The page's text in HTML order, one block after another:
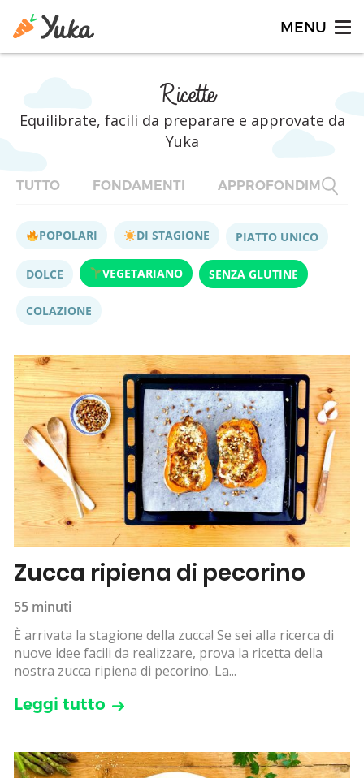
Ricette
Equilibrate, facili da preparare e approvate da
Yuka
TUTTO FONDAMENTI APPROFONDIMENTI
POPOLARI DI STAGIONE PIATTO UNICO
DOLCE VEGETARIANO SENZA GLUTINE
COLAZIONE
Zucca ripiena di pecorino
55 minuti
È arrivata la stagione della zucca! Se sei alla ricerca di
nuove idee facili da realizzare, prova la ricetta della
nostra zucca ripiena di pecorino. La...
Leggi tutto